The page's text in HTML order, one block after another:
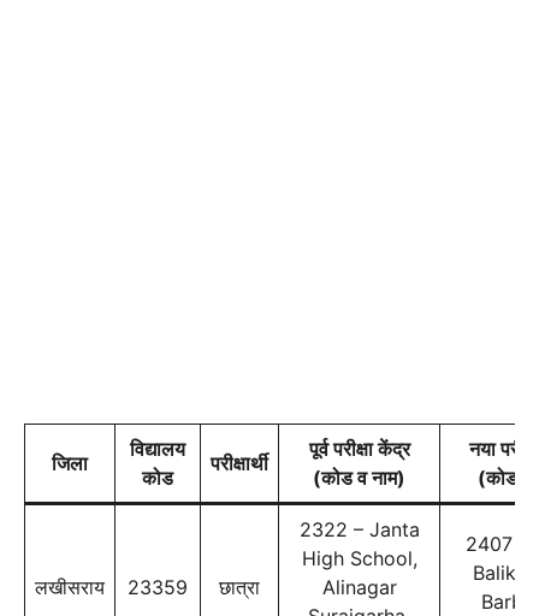
जिला
विद्यालय
कोड
परीक्षार्थी
पूर्व परीक्षा केंद्र
(कोड व नाम)
नया
(कोड व
लखीसराय 23359 छात्रा
2322 – Janta
High School,
Alinagar
2407 –
Balika